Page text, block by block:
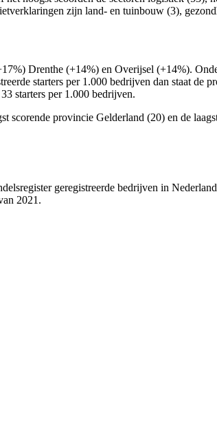
zijn land- en tuinbouw (3),
Drenthe (+14%) en Overijsel (+14%).
starters per 1.000 bedrijven dan staat de
starters per 1.000 bedrijven.
scorende provincie Gelderland (20) en de
geregistreerde bedrijven in
2021.